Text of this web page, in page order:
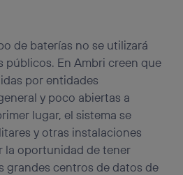
de baterías no se utilizará
públicos. En Ambri creen que
por entidades
y poco abiertas a
lugar, el sistema se
y otras instalaciones
la oportunidad de tener
grandes centros de datos de